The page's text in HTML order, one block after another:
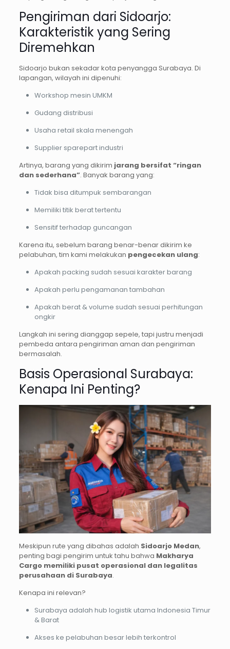
Pengiriman dari Sidoarjo:
Karakteristik yang Sering
Diremehkan
Sidoarjo bukan sekadar kota penyangga Surabaya. Di
lapangan, wilayah ini dipenuhi:
Workshop mesin UMKM
Gudang distribusi
Usaha retail skala menengah
Supplier sparepart industri
Artinya, barang yang dikirim jarang bersifat “ringan
dan sederhana”. Banyak barang yang:
Tidak bisa ditumpuk sembarangan
Memiliki titik berat tertentu
Sensitif terhadap guncangan
Karena itu, sebelum barang benar-benar dikirim ke
pelabuhan, tim kami melakukan pengecekan ulang:
Apakah packing sudah sesuai karakter barang
Apakah perlu pengamanan tambahan
Apakah berat & volume sudah sesuai perhitungan
ongkir
Langkah ini sering dianggap sepele, tapi justru menjadi
pembeda antara pengiriman aman dan pengiriman
bermasalah.
Basis Operasional Surabaya:
Kenapa Ini Penting?
Meskipun rute yang dibahas adalah Sidoarjo Medan,
penting bagi pengirim untuk tahu bahwa Makharya
Cargo memiliki pusat operasional dan legalitas
perusahaan di Surabaya.
Kenapa ini relevan?
Surabaya adalah hub logistik utama Indonesia Timur
& Barat
Akses ke pelabuhan besar lebih terkontrol